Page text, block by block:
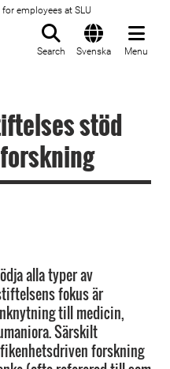
employees at SLU
Search Svenska Menu
stöd
alla typer av
fokus är
till medicin,
Särskilt
forskning